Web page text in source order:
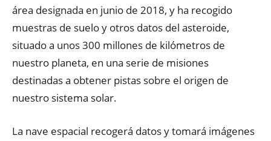
área designada en junio de 2018, y ha recogido
muestras de suelo y otros datos del asteroide,
situado a unos 300 millones de kilómetros de
nuestro planeta, en una serie de misiones
destinadas a obtener pistas sobre el origen de
nuestro sistema solar.
La nave espacial recogerá datos y tomará imágenes